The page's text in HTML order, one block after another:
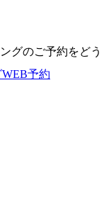
グのご予約をどう
予約